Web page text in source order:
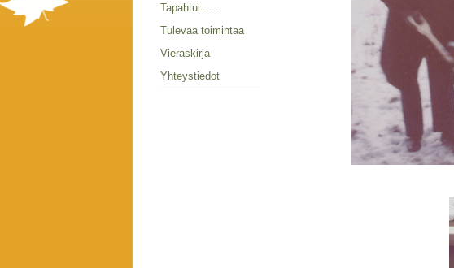
Tapahtui . . .
Tulevaa toimintaa
Vieraskirja
Yhteystiedot